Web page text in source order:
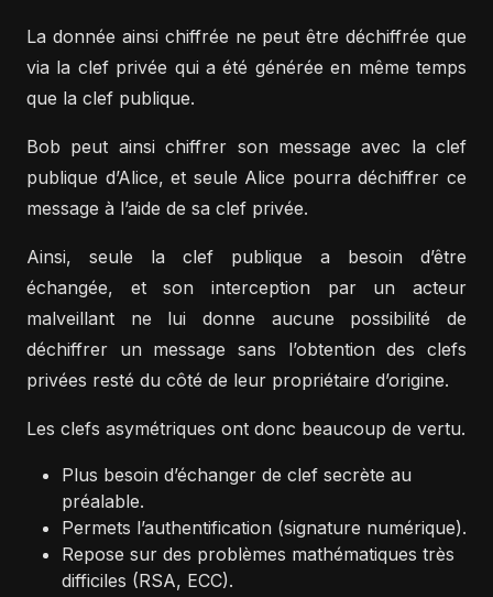
La donnée ainsi chiffrée ne peut être déchiffrée que
via la clef privée qui a été générée en même temps
que la clef publique.
Bob peut ainsi chiffrer son message avec la clef
publique d’Alice, et seule Alice pourra déchiffrer ce
message à l’aide de sa clef privée.
Ainsi, seule la clef publique a besoin d’être
échangée, et son interception par un acteur
malveillant ne lui donne aucune possibilité de
déchiffrer un message sans l’obtention des clefs
privées resté du côté de leur propriétaire d’origine.
Les clefs asymétriques ont donc beaucoup de vertu.
Plus besoin d’échanger de clef secrète au
préalable.
Permets l’authentification (signature numérique).
Repose sur des problèmes mathématiques très
difficiles (RSA, ECC).